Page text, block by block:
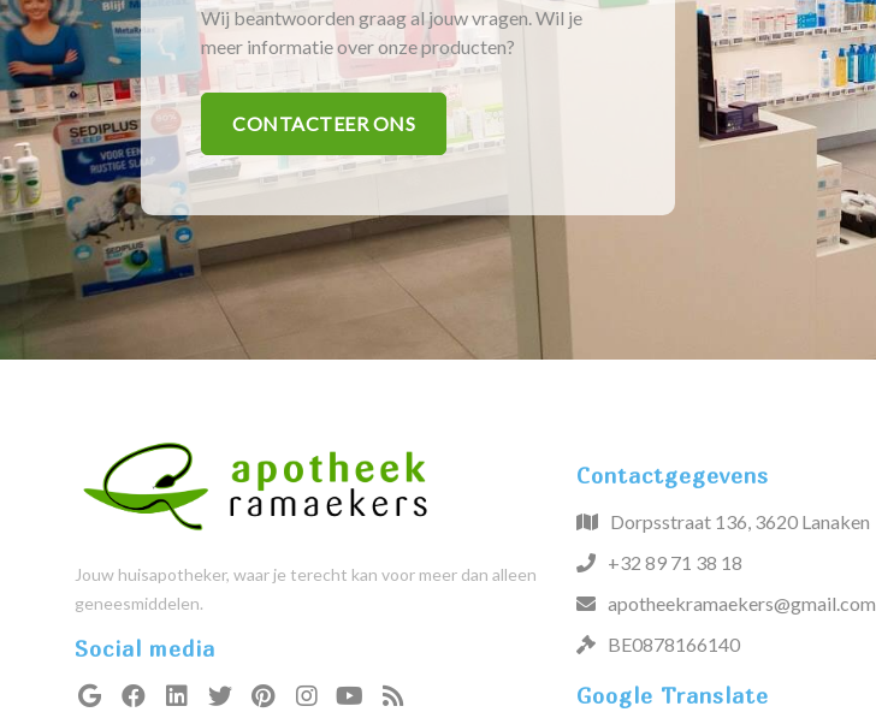
Wij beantwoorden graag al jouw vragen. Wil je
meer informatie over onze producten?
CONTACTEER ONS
Jouw huisapotheker, waar je terecht kan voor meer dan alleen
geneesmiddelen.
Social media
Contactgegevens
Dorpsstraat 136, 3620 Lanaken
+32 89 71 38 18
apotheekramaekers@gmail.com
BE0878166140
Google Translate